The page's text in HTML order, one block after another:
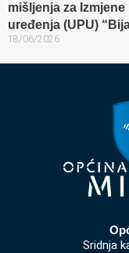
mišljenja za
uređenja (UPU)
18/06/2026
Sridnja